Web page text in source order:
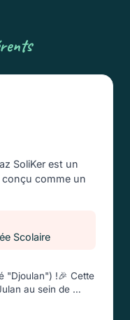
SoliKer est un
comme un
Scolaire
"Djoulan") !🎉 Cette
au sein de …